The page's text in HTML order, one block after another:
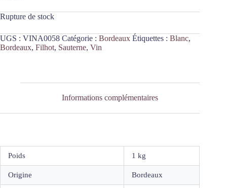
Rupture de stock
UGS : VINA0058 Catégorie : Bordeaux Étiquettes : Blanc,
Bordeaux, Filhot, Sauterne, Vin
Informations complémentaires
Poids 1 kg
Origine Bordeaux